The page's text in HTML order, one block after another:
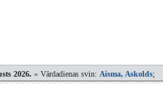
2026. » Vārdadienas svin: Aisma, Askolds;